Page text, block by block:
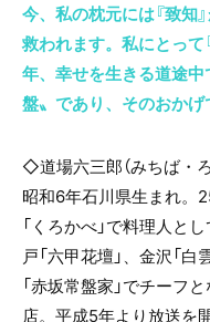
今、私の枕元には『致知
救われます。私にとって
年、幸せを生きる道途中
盤〟であり、そのおかげ
◇道場六三郎（みちば・
昭和6年石川県生まれ。
「くろかべ」で料理人と
戸「六甲花壇」、金沢「
「赤坂常盤家」でチーフ
店。平成5年より放送を